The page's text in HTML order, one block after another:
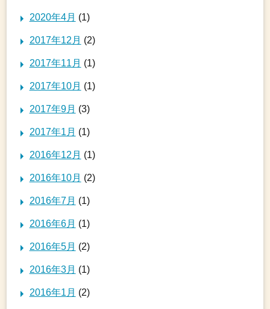
2020年4月 (1)
2017年12月 (2)
2017年11月 (1)
2017年10月 (1)
2017年9月 (3)
2017年1月 (1)
2016年12月 (1)
2016年10月 (2)
2016年7月 (1)
2016年6月 (1)
2016年5月 (2)
2016年3月 (1)
2016年1月 (2)